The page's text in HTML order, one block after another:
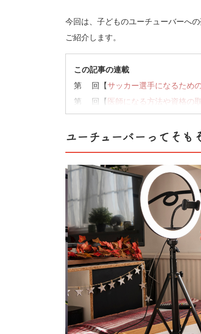
今回は、子どものユーチューバーへ
ご紹介します。
この記事の連載
第1回【サッカー選手になるため
第2回【 医師になる方法や資格の
第4回【
「将来はイラストレータ
連載記事一覧へ
ユーチューバーってそも